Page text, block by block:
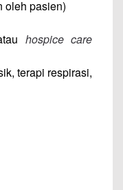
oleh pasien)
hospice care
terapi respirasi,